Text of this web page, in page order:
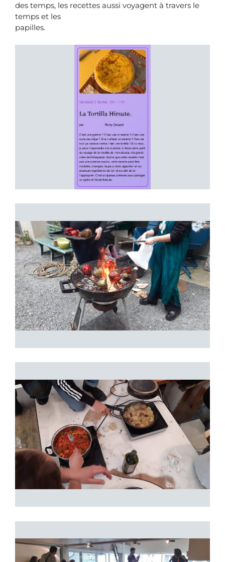
des temps, les recettes aussi voyagent à travers le
temps et les
papilles.